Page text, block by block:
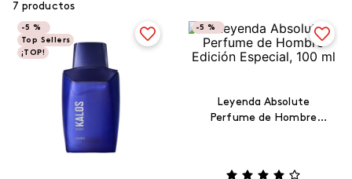
7 productos
-5 %
Top Sellers
¡TOP!
Leyenda Absolute
Perfume de Hombre
-5 %